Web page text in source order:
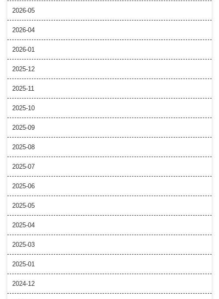
2026-05
2026-04
2026-01
2025-12
2025-11
2025-10
2025-09
2025-08
2025-07
2025-06
2025-05
2025-04
2025-03
2025-01
2024-12